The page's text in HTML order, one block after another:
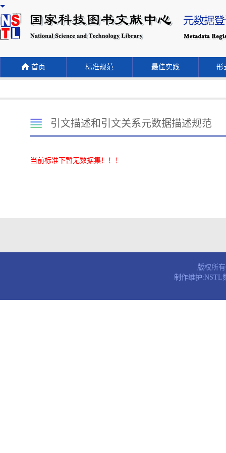
首页 标准规范 最佳实践 形
引文描述和引文关系元数据描述规范
当前标准下暂无数据集！！！
版权所
制作维护:NSTL